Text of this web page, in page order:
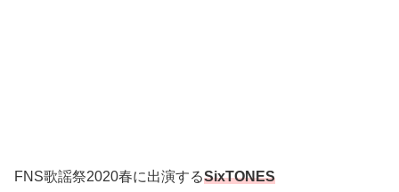
FNS歌謡祭2020春に出演するSixTONES